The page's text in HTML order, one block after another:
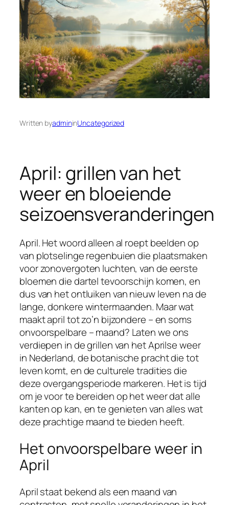
Written byadmininUncategorized
April: grillen van het
weer en bloeiende
seizoensveranderingen
April. Het woord alleen al roept beelden op
van plotselinge regenbuien die plaatsmaken
voor zonovergoten luchten, van de eerste
bloemen die dartel tevoorschijn komen, en
dus van het ontluiken van nieuw leven na de
lange, donkere wintermaanden. Maar wat
maakt april tot zo’n bijzondere – en soms
onvoorspelbare – maand? Laten we ons
verdiepen in de grillen van het Aprilse weer
in Nederland, de botanische pracht die tot
leven komt, en de culturele tradities die
deze overgangsperiode markeren. Het is tijd
om je voor te bereiden op het weer dat alle
kanten op kan, en te genieten van alles wat
deze prachtige maand te bieden heeft.
Het onvoorspelbare weer in
April
April staat bekend als een maand van